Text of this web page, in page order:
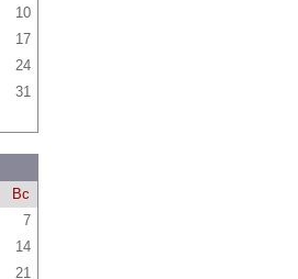
10
17
24
31
Вс
7
14
21